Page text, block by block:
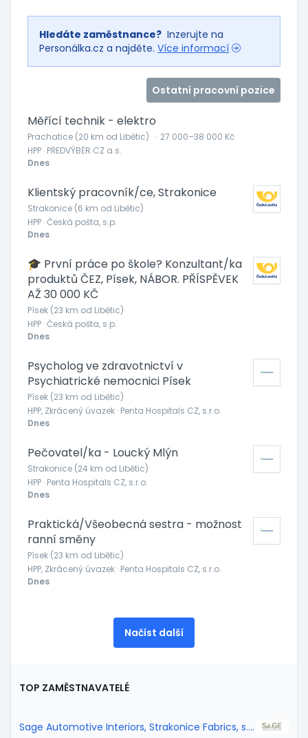
Hledáte zaměstnance? Inzerujte na
Personálka.cz a najděte. Více informací
Ostatní pracovní pozice
Měřící technik - elektro
Prachatice (20 km od Libětic) · 27 000–38 000 Kč
HPP · PŘEDVÝBĚR.CZ a.s.
Dnes
Klientský pracovník/ce, Strakonice
Strakonice (6 km od Libětic)
HPP · Česká pošta, s.p.
Dnes
🎓 První práce po škole? Konzultant/ka
produktů ČEZ, Písek, NÁBOR. PŘÍSPĚVEK
AŽ 30 000 KČ
Písek (23 km od Libětic)
HPP · Česká pošta, s.p.
Dnes
Psycholog ve zdravotnictví v
Psychiatrické nemocnici Písek
Písek (23 km od Libětic)
HPP, Zkrácený úvazek · Penta Hospitals CZ, s.r.o.
Dnes
Pečovatel/ka - Loucký Mlýn
Strakonice (24 km od Libětic)
HPP · Penta Hospitals CZ, s.r.o.
Dnes
Praktická/Všeobecná sestra - možnost
ranní směny
Písek (23 km od Libětic)
HPP, Zkrácený úvazek · Penta Hospitals CZ, s.r.o.
Dnes
Načíst další
TOP ZAMĚSTNAVATELÉ
Sage Automotive Interiors, Strakonice Fabrics, s.r.o.